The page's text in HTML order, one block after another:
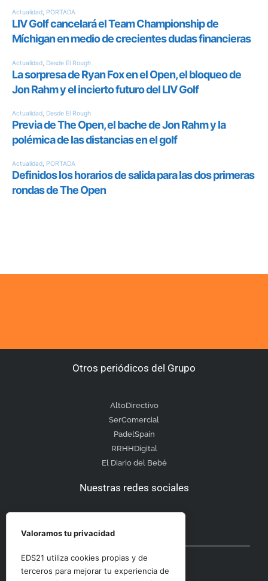
Otros periódicos del Grupo
AltoDirectivo
SerComercial
PadelSpain
RRHHDigital
El Diario del Bebé
Nuestras redes sociales
Otras secciones
Valoramos tu privacidad
EDS21 utiliza cookies propias y de
terceros para mejorar tu experiencia de